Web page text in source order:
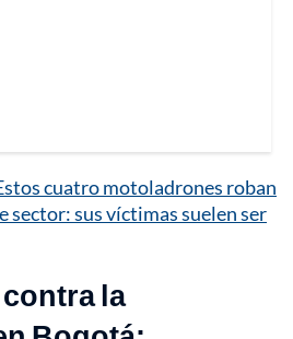
cuatro motoladrones roban
sector: sus víctimas suelen ser
la